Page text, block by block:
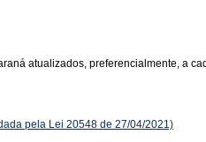
atualizados, preferencialmente, a
pela Lei 20548 de 27/04/2021)